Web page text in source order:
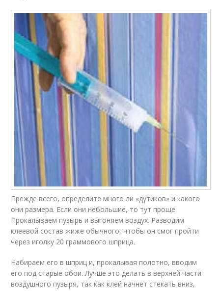
Прежде всего, определите много ли «дутиков» и какого
они размера. Если они небольшие, то тут проще.
Прокалываем пузырь и выгоняем воздух. Разводим
клеевой состав жиже обычного, чтобы он смог пройти
через иголку 20 граммового шприца.
Набираем его в шприц и, прокалывая полотно, вводим
его под старые обои. Лучше это делать в верхней части
воздушного пузыря, так как клей начнет стекать вниз,